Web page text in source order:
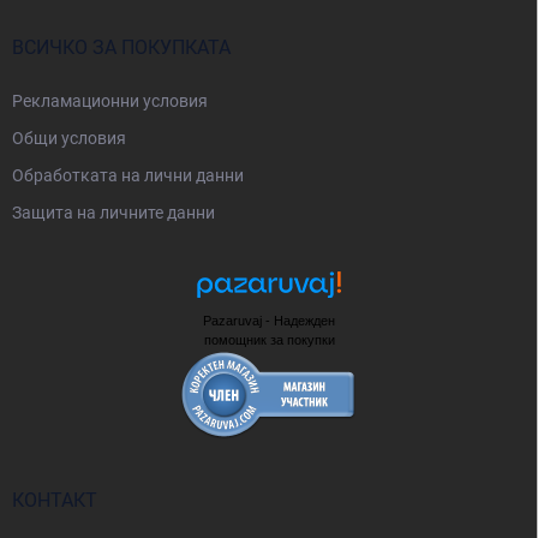
ВСИЧКО ЗА ПОКУПКАТА
Рекламационни условия
Общи условия
Oбработката на лични данни
Защита на личните данни
Pazaruvaj - Надежден
помощник за покупки
КОНТАКТ